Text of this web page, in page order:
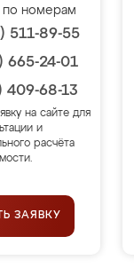
по номерам
511-89-55
665-24-01
409-68-13
на сайте для
и
расчёта
ЗАЯВКУ